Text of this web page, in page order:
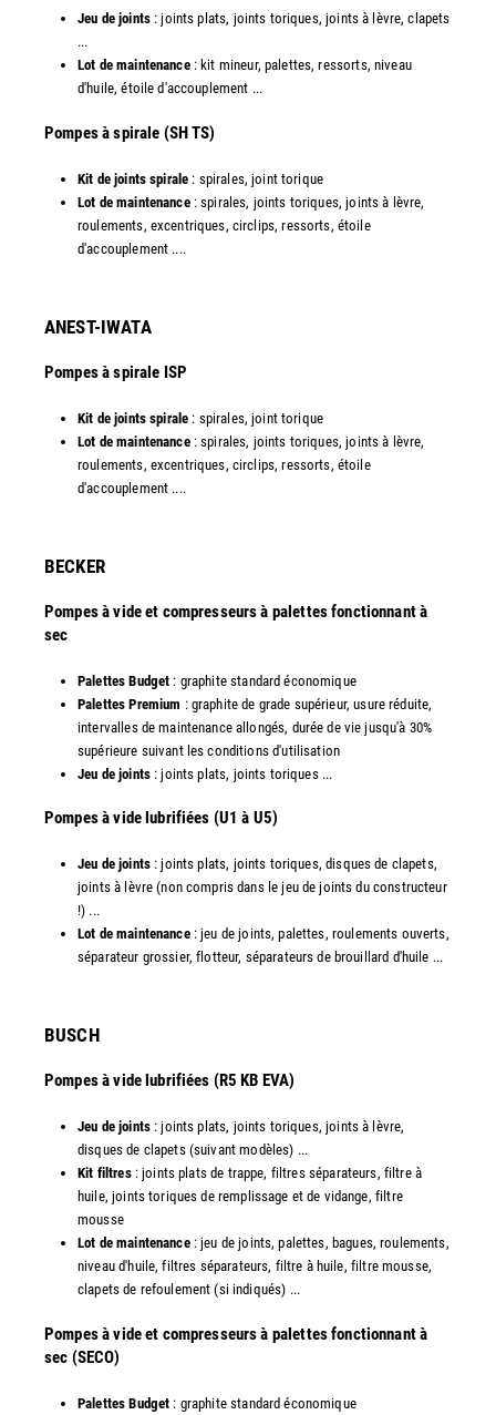
Jeu de joints : joints plats, joints toriques, joints à lèvre, clapets
...
Lot de maintenance: kit mineur, palettes, ressorts, niveau
d'huile, étoile d'accouplement ...​
​Pompes à spirale (SH TS)
Kit de joints spirale : spirales, joint torique
Lot de maintenance: spirales, joints toriques, joints à lèvre,
roulements, excentriques, circlips, ressorts, étoile
d'accouplement ....​
ANEST-IWATA
Pompes à spirale ISP
Kit de joints spirale : spirales, joint torique
Lot de maintenance: spirales, joints toriques, joints à lèvre,
roulements, excentriques, circlips, ressorts, étoile
d'accouplement ....
​BECKER
Pompes à vide et compresseurs à palettes fonctionnant à
sec
Palettes Budget : graphite standard économique
Palettes Premium : graphite de grade supérieur, usure réduite,
intervalles de maintenance allongés, durée de vie jusqu'à 30%
supérieure suivant les conditions d'utilisation
Jeu de joints: joints plats, joints toriques ...
​Pompes à vide lubrifiées (U1 à U5)
Jeu de joints: joints plats, joints toriques, disques de clapets,
joints à lèvre (non compris dans le jeu de joints du constructeur
!) ...
Lot de maintenance: jeu de joints, palettes, roulements ouverts,
séparateur grossier, flotteur, séparateurs de brouillard d'huile ...
​BUSCH
Pompes à vide lubrifiées (R5 KB EVA)
Jeu de joints : joints plats, joints toriques, joints à lèvre,
disques de clapets (suivant modèles) ...
Kit filtres: joints plats de trappe, filtres séparateurs, filtre à
huile, joints toriques de remplissage et de vidange, filtre
mousse
Lot de maintenance: jeu de joints, palettes, bagues, roulements,
niveau d'huile, filtres séparateurs, filtre à huile, filtre mousse,
clapets de refoulement (si indiqués) ...
​Pompes à vide et compresseurs à palettes fonctionnant à
sec (SECO)
Palettes Budget : graphite standard économique